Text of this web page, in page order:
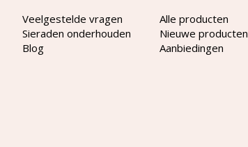
Veelgestelde vragen
Sieraden onderhouden
Blog
Alle producten
Nieuwe producten
Aanbiedingen